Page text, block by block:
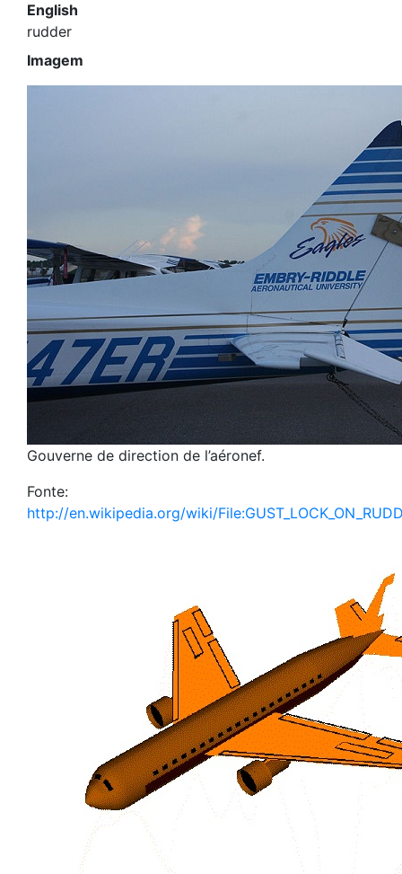
English
rudder
Imagem
Gouverne de direction de l’aéronef.
Fonte:
http://en.wikipedia.org/wiki/